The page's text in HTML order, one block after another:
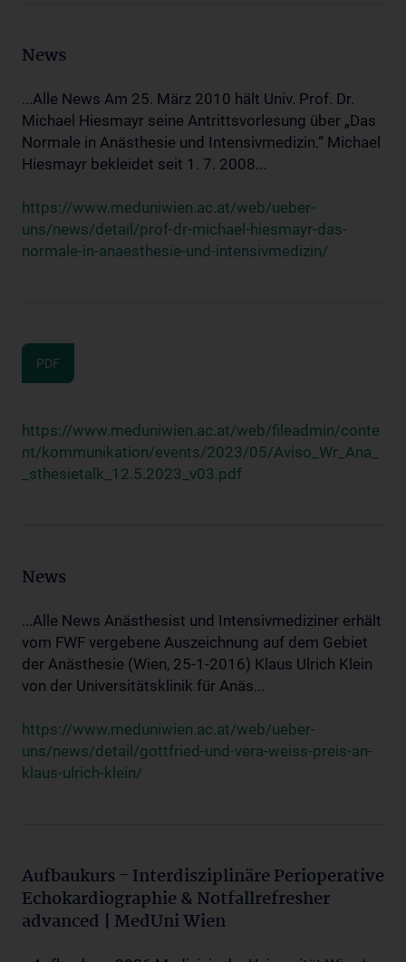
News
...Alle News Am 25. März 2010 hält Univ. Prof. Dr.
Michael Hiesmayr seine Antrittsvorlesung über „Das
Normale in Anästhesie und Intensivmedizin.“ Michael
Hiesmayr bekleidet seit 1. 7. 2008...
https://www.meduniwien.ac.at/web/ueber-
uns/news/detail/prof-dr-michael-hiesmayr-das-
normale-in-anaesthesie-und-intensivmedizin/
PDF
https://www.meduniwien.ac.at/web/fileadmin/conte
nt/kommunikation/events/2023/05/Aviso_Wr_Ana_
_sthesietalk_12.5.2023_v03.pdf
News
...Alle News Anästhesist und Intensivmediziner erhält
vom FWF vergebene Auszeichnung auf dem Gebiet
der Anästhesie (Wien, 25-1-2016) Klaus Ulrich Klein
von der Universitätsklinik für Anäs...
https://www.meduniwien.ac.at/web/ueber-
uns/news/detail/gottfried-und-vera-weiss-preis-an-
klaus-ulrich-klein/
Aufbaukurs - Interdisziplinäre Perioperative
Echokardiographie & Notfallrefresher
advanced | MedUni Wien